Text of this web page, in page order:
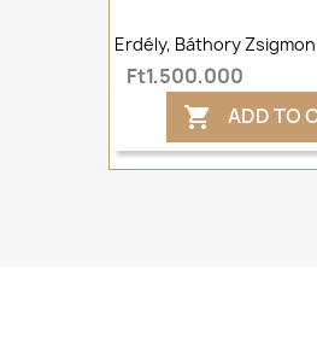
Erdély, Báthory Zsigmon
Ft1,500,000
 ADD TO